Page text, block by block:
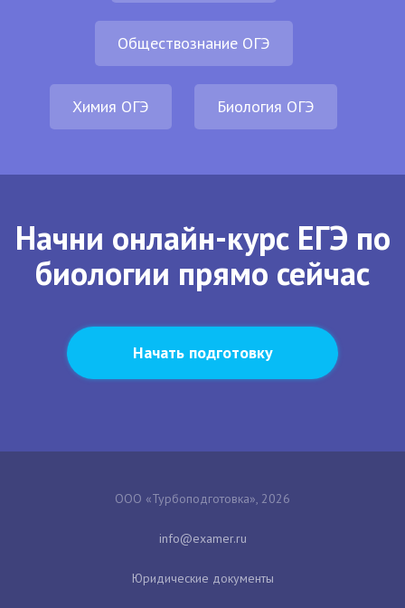
Обществознание ОГЭ
Химия ОГЭ Биология ОГЭ
Начни онлайн-курс ЕГЭ по
биологии прямо сейчас
Начать подготовку
ООО «Турбоподготовка», 2026
Юридические документы